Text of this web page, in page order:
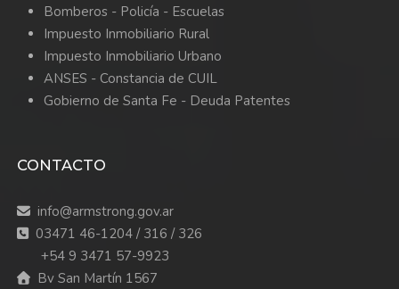
Bomberos - Policía - Escuelas
Impuesto Inmobiliario Rural
Impuesto Inmobiliario Urbano
ANSES - Constancia de CUIL
Gobierno de Santa Fe - Deuda Patentes
CONTACTO
info@armstrong.gov.ar
03471 46-1204 / 316 / 326
+54 9 3471 57-9923
Bv San Martín 1567